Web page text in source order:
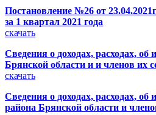
Постановление №26 от
за 1 квартал 2021 года
скачать
Сведения о доходах, расходах,
Брянской области и и членов их
скачать
Сведения о доходах, расходах,
района Брянской области и